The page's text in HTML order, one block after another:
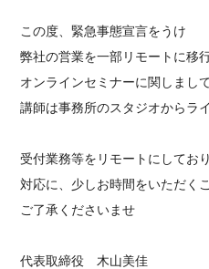
この度、緊急事態宣言をうけ
弊社の営業を一部リモートに移
オンラインセミナーに関しまし
講師は事務所のスタジオからラ
受付業務等をリモートにしてお
対応に、少しお時間をいただく
ご了承くださいませ
代表取締役 木山美佳